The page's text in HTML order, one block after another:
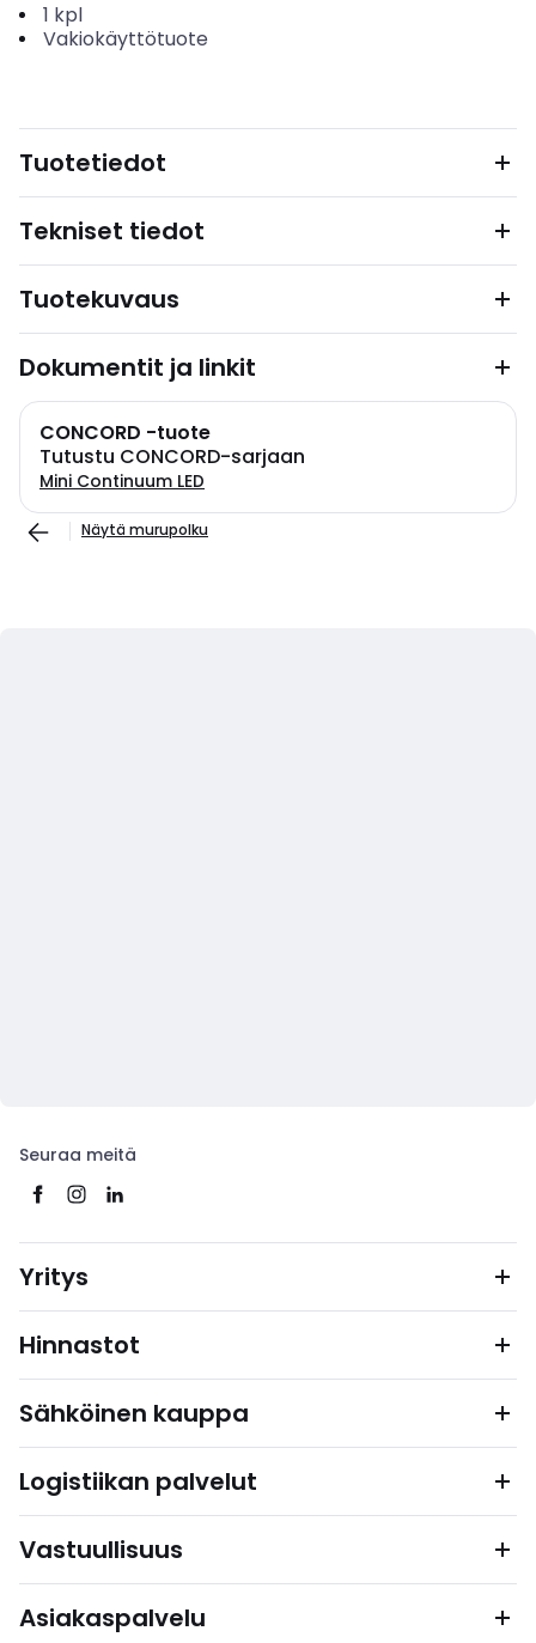
1 kpl
Vakiokäyttötuote
Tuotetiedot
Tekniset tiedot
Tuotekuvaus
Dokumentit ja linkit
CONCORD -tuote
Tutustu CONCORD-sarjaan
Mini Continuum LED
Näytä murupolku
Seuraa meitä
Yritys
Hinnastot
Sähköinen kauppa
Logistiikan palvelut
Vastuullisuus
Asiakaspalvelu